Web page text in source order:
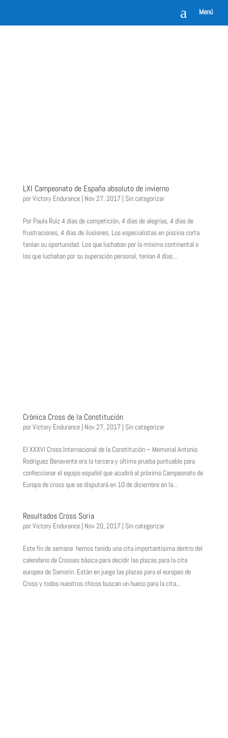
a Menú
LXI Campeonato de España absoluto de invierno
porVictory Endurance| Nov 27, 2017| Sin categorizar
Por Paula Ruiz 4 días de competición, 4 días de alegrías, 4 días de
frustraciones, 4 días de ilusiones. Los especialistas en piscina corta
tenían su oportunidad. Los que luchaban por la mínima continental o
los que luchaban por su superación personal, tenían 4 días...
Crónica Cross de la Constitución
porVictory Endurance| Nov 27, 2017| Sin categorizar
El XXXVI Cross Internacional de la Constitución – Memorial Antonio
Rodriguez Benavente era la tercera y última prueba puntuable para
confeccionar el equipo español que acudirá al próximo Campeonato de
Europa de cross que se disputará en 10 de diciembre en la...
Resultados Cross Soria
porVictory Endurance| Nov 20, 2017| Sin categorizar
Este fin de semana hemos tenido una cita importantísima dentro del
calendario de Crosses básica para decidir las plazas para la cita
europea de Samorín. Están en juego las plazas para el europeo de
Cross y todos nuestros chicos buscan un hueco para la cita...